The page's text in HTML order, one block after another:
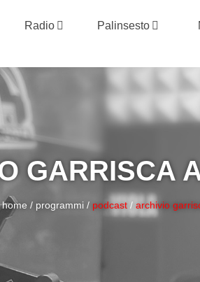
Radio Palinsesto
GARRISCA
home / programmi/ podcast/ archivio